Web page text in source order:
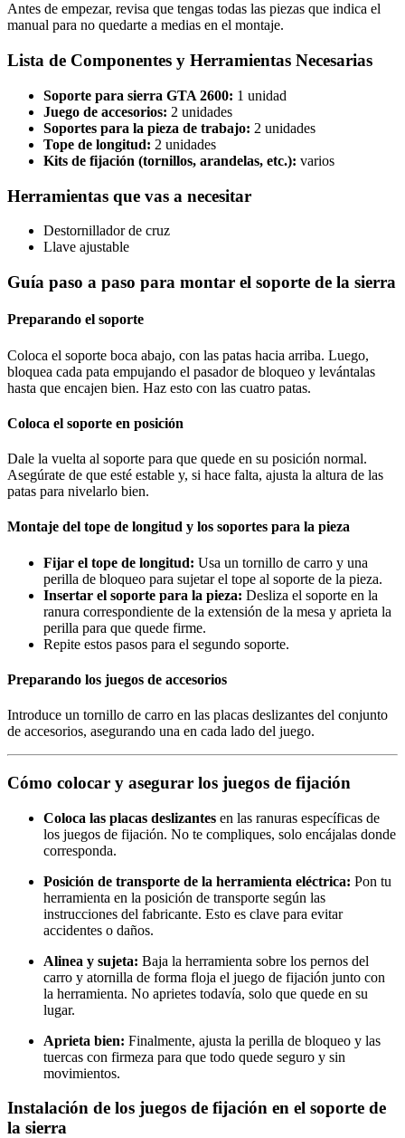
Antes de empezar, revisa que tengas todas las piezas que indica el
manual para no quedarte a medias en el montaje.
Lista de Componentes y Herramientas Necesarias
Soporte para sierra GTA 2600: 1 unidad
Juego de accesorios: 2 unidades
Soportes para la pieza de trabajo: 2 unidades
Tope de longitud: 2 unidades
Kits de fijación (tornillos, arandelas, etc.): varios
Herramientas que vas a necesitar
Destornillador de cruz
Llave ajustable
Guía paso a paso para montar el soporte de la sierra
Preparando el soporte
Coloca el soporte boca abajo, con las patas hacia arriba. Luego,
bloquea cada pata empujando el pasador de bloqueo y levántalas
hasta que encajen bien. Haz esto con las cuatro patas.
Coloca el soporte en posición
Dale la vuelta al soporte para que quede en su posición normal.
Asegúrate de que esté estable y, si hace falta, ajusta la altura de las
patas para nivelarlo bien.
Montaje del tope de longitud y los soportes para la pieza
Fijar el tope de longitud: Usa un tornillo de carro y una
perilla de bloqueo para sujetar el tope al soporte de la pieza.
Insertar el soporte para la pieza: Desliza el soporte en la
ranura correspondiente de la extensión de la mesa y aprieta la
perilla para que quede firme.
Repite estos pasos para el segundo soporte.
Preparando los juegos de accesorios
Introduce un tornillo de carro en las placas deslizantes del conjunto
de accesorios, asegurando una en cada lado del juego.
Cómo colocar y asegurar los juegos de fijación
Coloca las placas deslizantes en las ranuras específicas de
los juegos de fijación. No te compliques, solo encájalas donde
corresponda.
Posición de transporte de la herramienta eléctrica: Pon tu
herramienta en la posición de transporte según las
instrucciones del fabricante. Esto es clave para evitar
accidentes o daños.
Alinea y sujeta: Baja la herramienta sobre los pernos del
carro y atornilla de forma floja el juego de fijación junto con
la herramienta. No aprietes todavía, solo que quede en su
lugar.
Aprieta bien: Finalmente, ajusta la perilla de bloqueo y las
tuercas con firmeza para que todo quede seguro y sin
movimientos.
Instalación de los juegos de fijación en el soporte de
la sierra